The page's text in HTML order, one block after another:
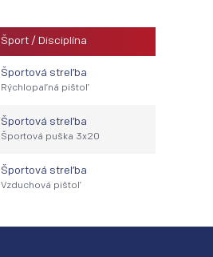
Šport / Disciplína
Športová streľba
Rýchlopaľná pištoľ
Športová streľba
Športová puška 3x20
Športová streľba
Vzduchová pištoľ